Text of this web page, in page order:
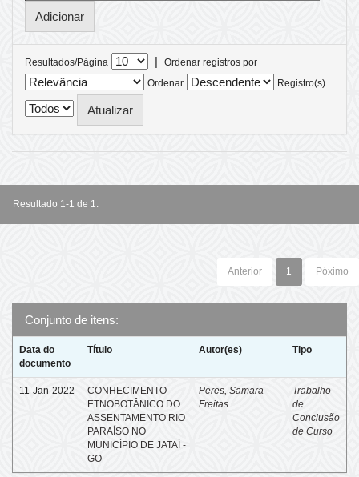
Resultados/Página |
Ordenar registros por
Ordenar
Registro(s)
Resultado 1-1 de 1.
Anterior 1 Póximo
Conjunto de itens:
Data do
documento
Título Autor(es) Tipo
11-Jan-2022
CONHECIMENTO
ETNOBOTÂNICO DO
ASSENTAMENTO RIO
PARAÍSO NO
MUNICÍPIO DE JATAÍ -
GO
Peres, Samara
Freitas
Trabalho
de
Conclusão
de Curso